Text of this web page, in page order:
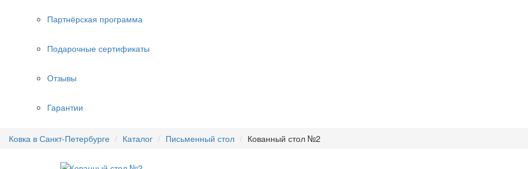
Партнёрская программа
Подарочные сертификаты
Отзывы
Гарантии
Ковка в Санкт-Петербурге Каталог Письменный стол Кованный стол №2